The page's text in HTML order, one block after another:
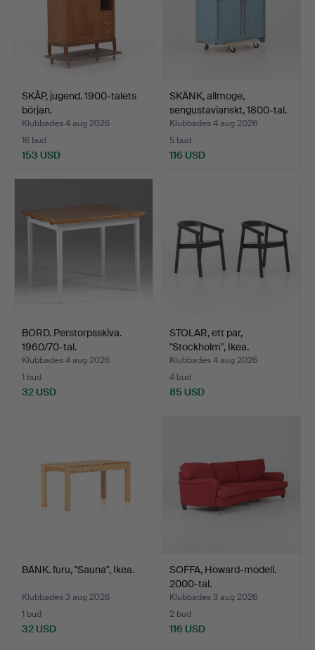
SKÅP, jugend. 1900-talets
början.
Klubbades 4 aug 2026
16 bud
153 USD
SKÄNK, allmoge,
sengustavianskt, 1800-tal.
Klubbades 4 aug 2026
5 bud
116 USD
BORD. Perstorpsskiva.
1960/70-tal.
Klubbades 4 aug 2026
1 bud
32 USD
STOLAR, ett par,
"Stockholm", Ikea.
Klubbades 4 aug 2026
4 bud
85 USD
BÄNK. furu, "Sauna", Ikea.
Klubbades 3 aug 2026
1 bud
32 USD
SOFFA, Howard-modell.
2000-tal.
Klubbades 3 aug 2026
2 bud
116 USD